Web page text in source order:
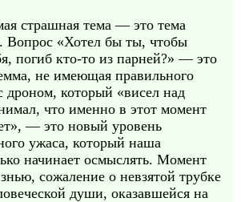
страшная тема — это тема
Вопрос «Хотел бы ты, чтобы
погиб кто-то из парней?» — это
не имеющая правильного
дроном, который «висел над
что именно в этот момент
— это новый уровень
ужаса, который наша
начинает осмыслять. Момент
сожаление о невзятой трубке
души, оказавшейся на